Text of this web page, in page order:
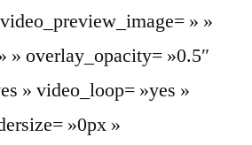
» »
» overlay_opacity= »0.5″
» video_loop= »yes »
»0px »